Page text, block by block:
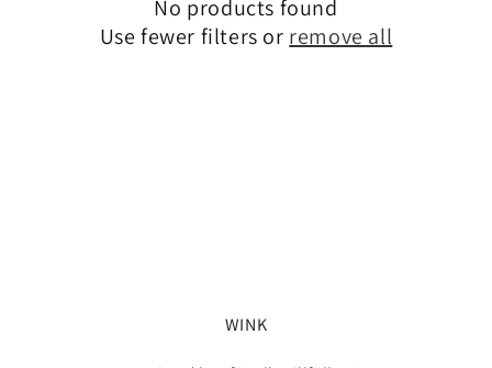
No products found
Use fewer filters or remove all
WINK